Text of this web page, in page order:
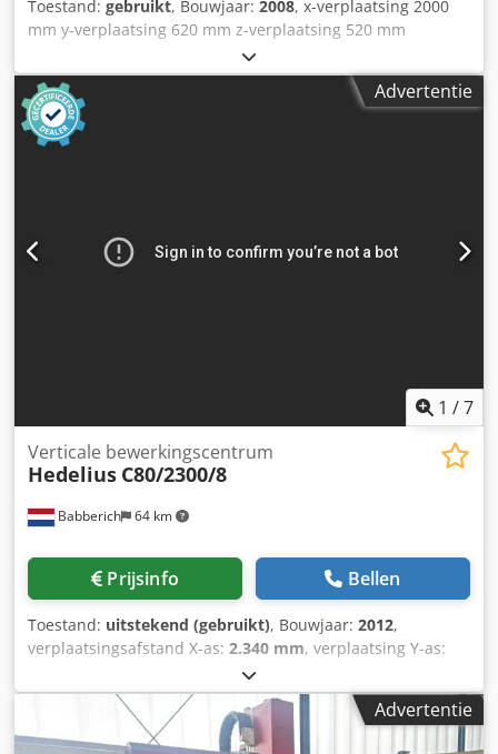
Toestand: gebruikt, Bouwjaar: 2008, x-verplaatsing 2000
mm y-verplaatsing 620 mm z-verplaatsing 520 mm
tafelafmeting 2500 x 600 mm Max. werkstukgewicht 2000
kg gereedschaphouder SK40 Besturing HEIDENHAIN
Crodpsulnbkefx Alwsf Spiltoerental 30 - 8000 tpm
aanvoersnelheid 45 m/min snelle verplaatsing 45 m/min
Totale vermogensbehoefte 20 kW Machinegewicht ca.
Zeef- & filtersysteem met interne hogedrukkoeling -
Bedieningshandleiding Optioneel (op aanvraag): -
Advertentie
1 /7
Babberich 64 km
Verticale bewerkingscentrum
Hedelius C80/2300/8
Prijsinfo Bellen
Toestand: uitstekend (gebruikt), Bouwjaar: 2012,
verplaatsingsafstand X-as: 2.340 mm, verplaatsing Y-as:
, verplaatsingsafstand Z-as:
750 mm, tafel lengte:2.900 mm, tafelbelasting:2.800 kg, 3
Assige bewerkingscentrum Hedelius - C80/2300/8 Csdpfex
Sxx Nox Alwjrf
Advertentie